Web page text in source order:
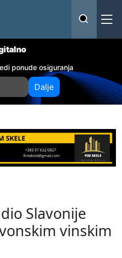
ponude osiguranja
Dalje
Slavonije
vinskim